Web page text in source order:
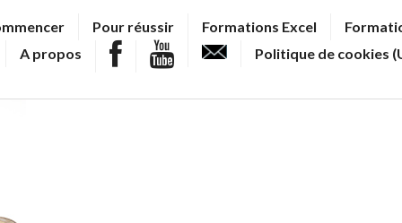
Pour réussir Formations Excel
A propos Politique de cookies